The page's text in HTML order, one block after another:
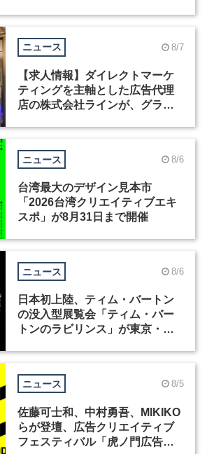
ニュース 8/7
【求人情報】ダイレクトマーケ
ティングを主軸とした広告代理
店の株式会社ラインが、グラフ
ニュース 8/6
台湾最大のデザイン見本市
「2026台湾クリエイティブエキ
スポ」が8月31日まで開催
ニュース 8/6
日本初上陸、ティム・バートン
の没入型展覧会「ティム・バー
トンのラビリンス」が東京・豊
ニュース 8/5
佐藤可士和、中村勇吾、MIKIKO
らが登壇、広告クリエイティブ
フェスティバル「虎ノ門広告